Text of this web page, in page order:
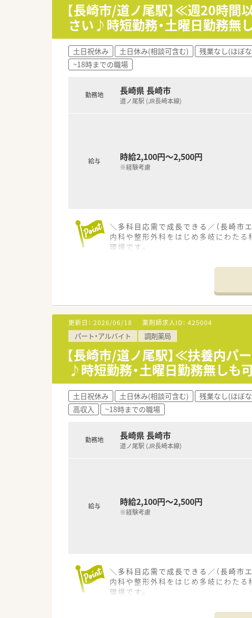
【職場環境と雰囲気】
■現在は正社員1名とパート従業員2名
■代表が現場の状況をしっかりと把握
■日々の処方箋枚数が落ち着いている
【こんな方が活躍中】
■ワークライフバランスを大切にし
■幅広い診療科目からの処方箋に触れ
■患者様一人ひとりのお話をじっく
【長崎市/道ノ尾駅】≪週20時
さい♪時短勤務・土曜日勤務無
土日祝休み 土日休み(相談可含む) 残業なし(ほぼ
~18時までの職場
勤務地 長崎県 長崎市
道ノ尾駅 (JR長崎本線)
給与 時給2,100円～2,500円
※経験考慮
＼多科目応需で成長できる／（長崎市
内科や整形外科をはじめ多岐にわたる
環境です。
【店舗情報と応需状況について】
■最寄り駅から車で6分ほどの場所に
■内科や整形外科をはじめとする多岐
■平日は18時までの営業となっており
【法人特徴について】
■長崎県内に3つの店舗を展開してお
■社長自身も現役の薬剤師として系列
■従業員の定着率が非常に高く、中に
【職場環境と雰囲気】
■店舗内は非常にアットホームで温か
■社長をはじめとしてスタッフ全員の
■定期的に社内で勉強会を開催するな
■地域の患者様とコミュニケーショ
■多岐にわたる科目の処方箋に対し
■チームワークを大切にし、他の薬
更新日： 2026/06/18 薬剤師求人ID： 425004
パート・アルバイト 調剤薬局
【長崎市/道ノ尾駅】≪扶養内パ
♪時短勤務・土曜日勤務無しも
土日祝休み 土日休み(相談可含む) 残業なし(ほぼ
高収入
~18時までの職場
勤務地 長崎県 長崎市
道ノ尾駅 (JR長崎本線)
給与 時給2,100円～2,500円
※経験考慮
＼多科目応需で成長できる／（長崎市
内科や整形外科をはじめ多岐にわたる
環境です。
【店舗情報と応需状況について】